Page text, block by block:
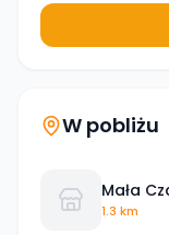
W pobliżu
Mała
1.3 km